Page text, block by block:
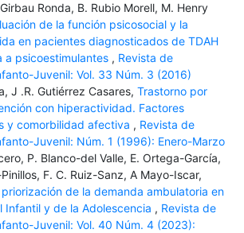
Ronda, B. Rubio Morell, M. Henry
de la función psicosocial y la
en pacientes diagnosticados de TDAH
a psicoestimulantes , Revista de
Juvenil: Vol. 33 Núm. 3 (2016)
J .R. Gutiérrez Casares, Trastorno por
con hiperactividad. Factores
y comorbilidad afectiva , Revista de
Juvenil: Núm. 1 (1996): Enero-Marzo
P. Blanco-del Valle, E. Ortega-García,
F. C. Ruiz-Sanz, A Mayo-Iscar,
de la demanda ambulatoria en
Infantil y de la Adolescencia , Revista de
Juvenil: Vol. 40 Núm. 4 (2023):